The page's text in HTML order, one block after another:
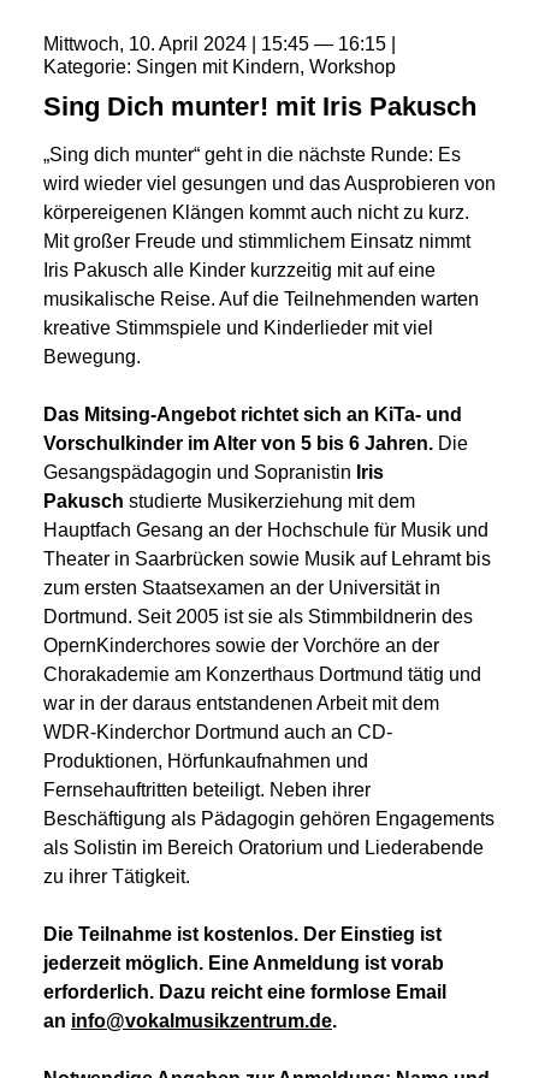
Mittwoch 10 April 2024 15:45
16:15
Kategorie Singen mit Kindern Workshop
Sing Dich munter! mit Iris Pakusch
„Sing dich munter“ geht in die nächste Runde: Es
wird wieder viel gesungen und das Ausprobieren von
körpereigenen Klängen kommt auch nicht zu kurz.
Mit großer Freude und stimmlichem Einsatz nimmt
Iris Pakusch alle Kinder kurzzeitig mit auf eine
musikalische Reise. Auf die Teilnehmenden warten
kreative Stimmspiele und Kinderlieder mit viel
Bewegung.
Das Mitsing-Angebot richtet sich an KiTa- und
Vorschulkinder im Alter von 5 bis 6 Jahren. Die
Gesangspädagogin und Sopranistin Iris
Pakusch studierte Musikerziehung mit dem
Hauptfach Gesang an der Hochschule für Musik und
Theater in Saarbrücken sowie Musik auf Lehramt bis
zum ersten Staatsexamen an der Universität in
Dortmund. Seit 2005 ist sie als Stimmbildnerin des
OpernKinderchores sowie der Vorchöre an der
Chorakademie am Konzerthaus Dortmund tätig und
war in der daraus entstandenen Arbeit mit dem
WDR-Kinderchor Dortmund auch an CD-
Produktionen, Hörfunkaufnahmen und
Fernsehauftritten beteiligt. Neben ihrer
Beschäftigung als Pädagogin gehören Engagements
als Solistin im Bereich Oratorium und Liederabende
zu ihrer Tätigkeit.
Die Teilnahme ist kostenlos. Der Einstieg ist
jederzeit möglich. Eine Anmeldung ist vorab
erforderlich. Dazu reicht eine formlose Email
an info@vokalmusikzentrum.de.